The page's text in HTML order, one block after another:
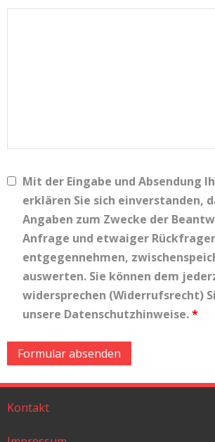
Mit der Eingabe und Absendung
erklären Sie sich einverstanden,
Angaben zum Zwecke der
Anfrage und etwaiger
entgegennehmen,
auswerten. Sie können dem
widersprechen (Widerrufsrecht)
unsere Datenschutzhinweise.*
Kontakt